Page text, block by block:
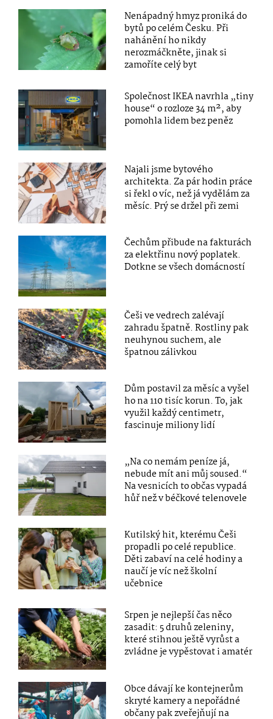
Nenápadný hmyz proniká do
bytů po celém Česku. Při
nahánění ho nikdy
nerozmáčkněte, jinak si
zamoříte celý byt
Společnost IKEA navrhla „tiny
house“ o rozloze 34 m², aby
pomohla lidem bez peněz
Najali jsme bytového
architekta. Za pár hodin práce
si řekl o víc, než já vydělám za
měsíc. Prý se držel při zemi
Čechům přibude na fakturách
za elektřinu nový poplatek.
Dotkne se všech domácností
Češi ve vedrech zalévají
zahradu špatně. Rostliny pak
neuhynou suchem, ale
špatnou zálivkou
Dům postavil za měsíc a vyšel
ho na 110 tisíc korun. To, jak
využil každý centimetr,
fascinuje miliony lidí
„Na co nemám peníze já,
nebude mít ani můj soused.“
Na vesnicích to občas vypadá
hůř než v béčkové telenovele
Kutilský hit, kterému Češi
propadli po celé republice.
Děti zabaví na celé hodiny a
naučí je víc než školní
učebnice
Srpen je nejlepší čas něco
zasadit: 5 druhů zeleniny,
které stihnou ještě vyrůst a
zvládne je vypěstovat i amatér
Obce dávají ke kontejnerům
skryté kamery a nepořádné
občany pak zveřejňují na